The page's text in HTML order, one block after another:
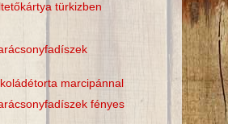
türkizben
marcipánnal
fényes